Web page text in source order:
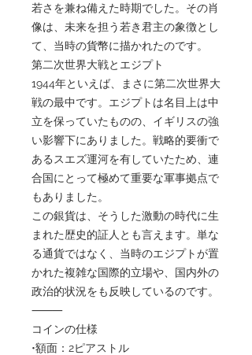
若さを兼ね備えた時期でした。その肖
像は、未来を担う若き君主の象徴とし
て、当時の貨幣に描かれたのです。
第二次世界大戦とエジプト
1944年といえば、まさに第二次世界大
戦の最中です。エジプトは名目上は中
立を保っていたものの、イギリスの強
い影響下にありました。戦略的要衝で
あるスエズ運河を有していたため、連
合国にとって極めて重要な軍事拠点で
もありました。
この銀貨は、そうした激動の時代に生
まれた歴史的証人とも言えます。単な
る通貨ではなく、当時のエジプトが置
かれた複雑な国際的立場や、国内外の
政治的状況をも反映しているのです。
⸻
コインの仕様
•額面：2ピアストル